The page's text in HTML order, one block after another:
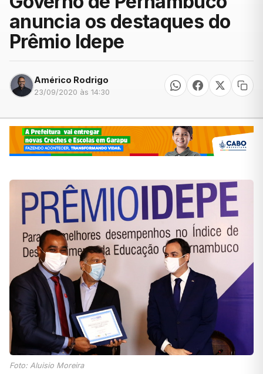
anuncia os destaques do
Prêmio Idepe
Américo Rodrigo
23/09/2020 às 14:30
Foto: Aluisio Moreira